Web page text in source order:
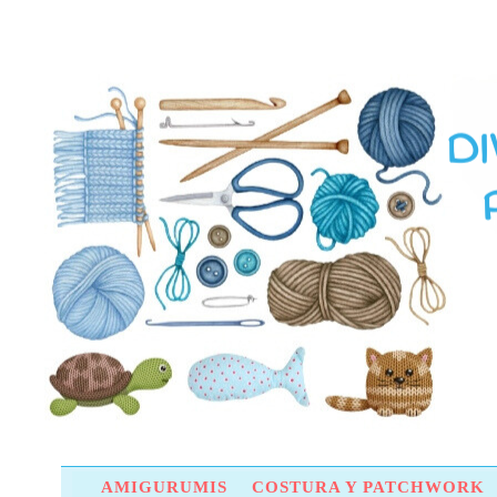
AMIGURUMIS COSTURA Y PATCHWORK